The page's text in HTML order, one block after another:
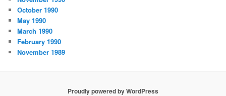
October 1990
May 1990
March 1990
February 1990
November 1989
Proudly powered by WordPress